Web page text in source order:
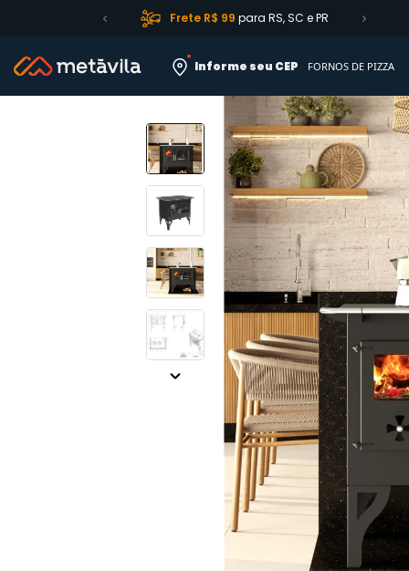
para RS, SC e PR Qualidade garantida
Informe seu CEP FORNOS DE PIZZA